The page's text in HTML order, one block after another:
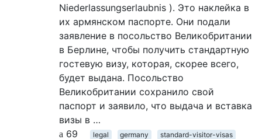
Niederlassungserlaubnis ). Это наклейка в
их армянском паспорте. Они подали
заявление в посольство Великобритании
в Берлине, чтобы получить стандартную
гостевую визу, которая, скорее всего,
будет выдана. Посольство
Великобритании сохранило свой
паспорт и заявило, что выдача и вставка
визы в …
69
legal germany
standard-visitor-visas